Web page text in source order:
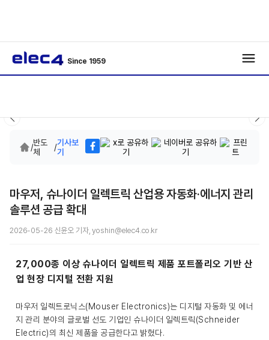
Since 1959
/반도
체
/기사보
기
마우저, 슈나이더 일렉트릭 산업용 자동화·에너지 관리
솔루션 공급 확대
2026-05-26 신윤오 기자, yoshin@elec4.co.kr
27,000종 이상 슈나이더 일렉트릭 제품 포트폴리오 기반 산
업 현장 디지털 전환 지원
마우저 일렉트로닉스(Mouser Electronics)는 디지털 자동화 및 에너
지 관리 분야의 글로벌 선도 기업인 슈나이더 일렉트릭(Schneider
Electric)의 최신 제품을 공급한다고 밝혔다.